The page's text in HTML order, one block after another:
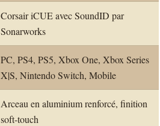
Corsair iCUE avec SoundID par
Sonarworks
PC, PS4, PS5, Xbox One, Xbox Series
X|S, Nintendo Switch, Mobile
Arceau en aluminium renforcé, finition
soft-touch